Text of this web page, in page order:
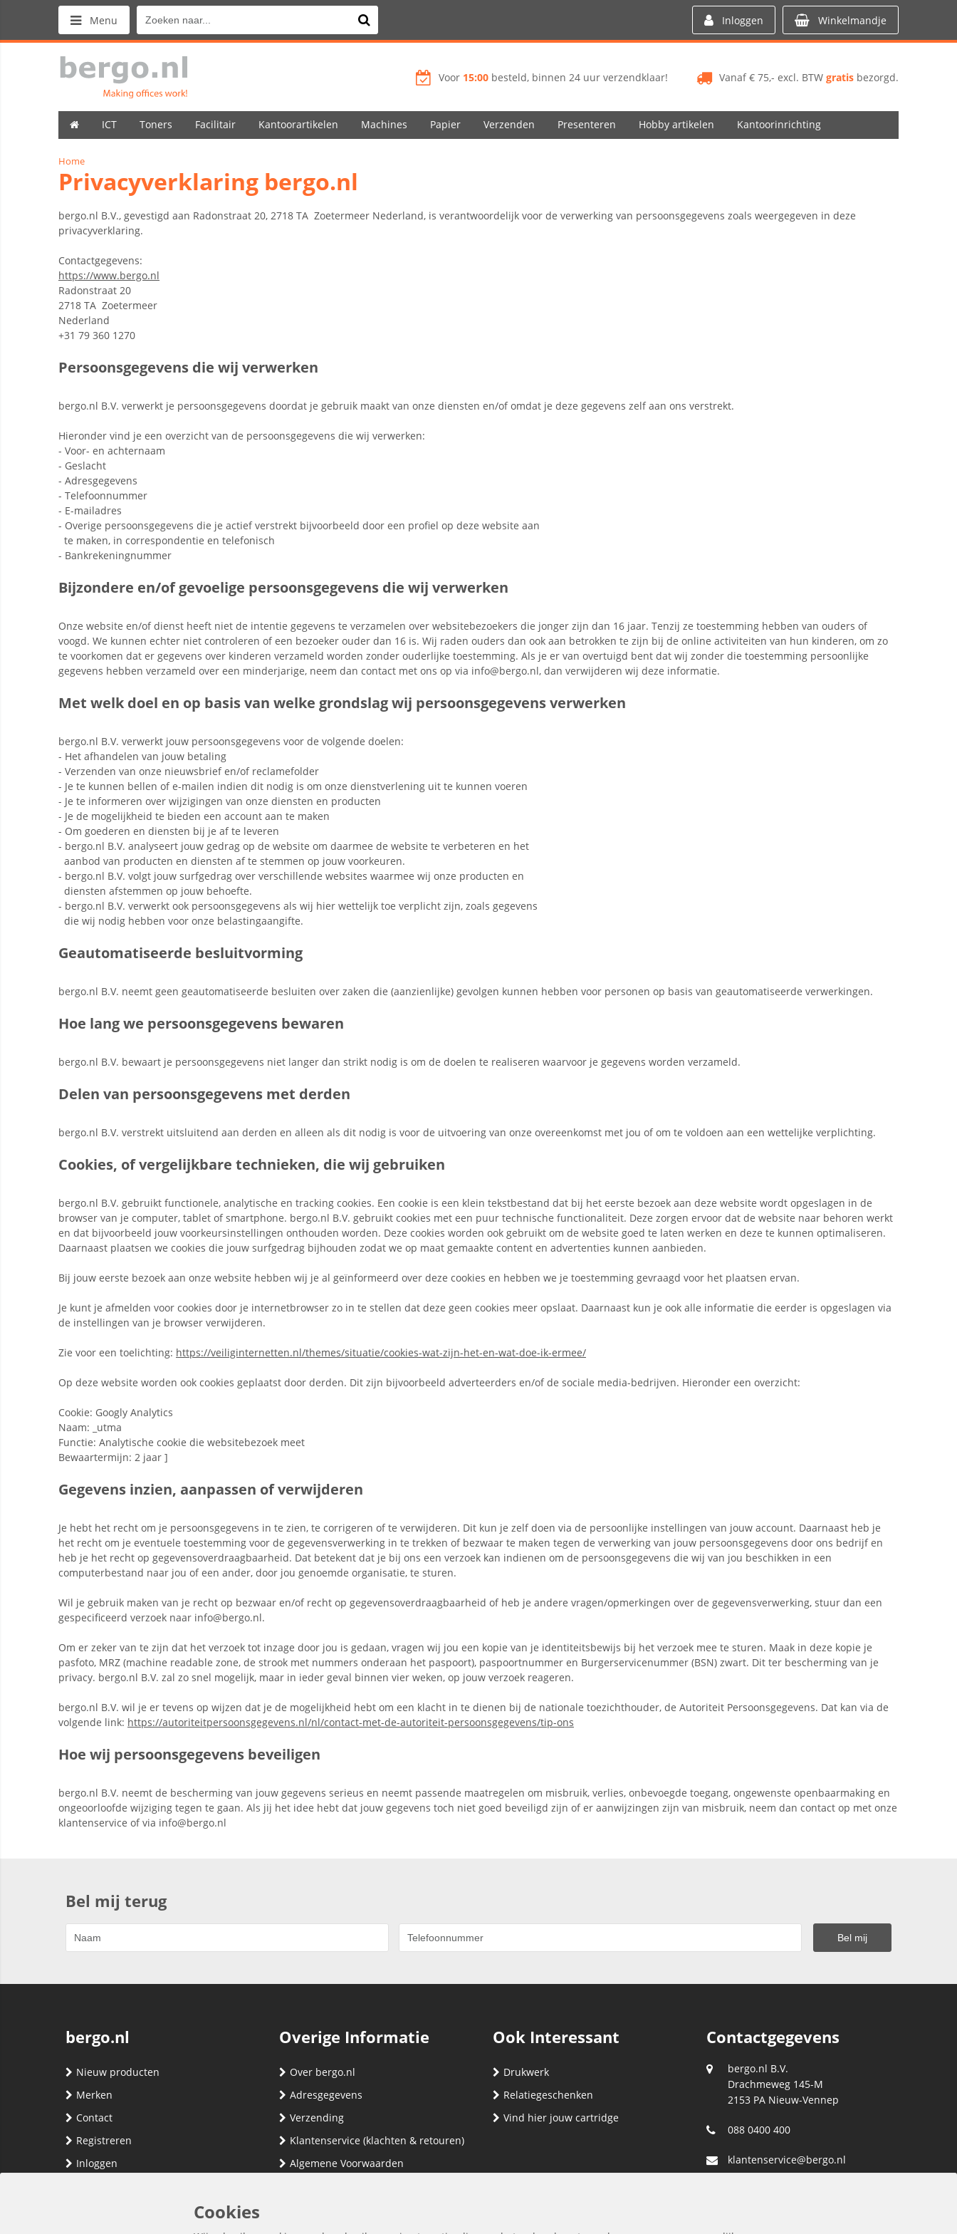
Menu Inloggen Winkelmandje
Vanaf € 75,- excl. BTW gratis bezorgd.
Voor 15:00 besteld, binnen 24 uur verzendklaar!
ICT Toners Facilitair Kantoorartikelen Machines Papier Verzenden Presenteren Hobby artikelen Kantoorinrichting
Home
Privacyverklaring bergo.nl
bergo.nl B.V., gevestigd aan Radonstraat 20, 2718 TA Zoetermeer Nederland, is verantwoordelijk voor de verwerking van persoonsgegevens zoals weergegeven in deze
privacyverklaring.
Contactgegevens:
https://www.bergo.nl
Radonstraat 20
2718 TA Zoetermeer
Nederland
+31 79 360 1270
Persoonsgegevens die wij verwerken
bergo.nl B.V. verwerkt je persoonsgegevens doordat je gebruik maakt van onze diensten en/of omdat je deze gegevens zelf aan ons verstrekt.
Hieronder vind je een overzicht van de persoonsgegevens die wij verwerken:
- Voor- en achternaam
- Geslacht
- Adresgegevens
- Telefoonnummer
- E-mailadres
- Overige persoonsgegevens die je actief verstrekt bijvoorbeeld door een profiel op deze website aan
te maken, in correspondentie en telefonisch
- Bankrekeningnummer
Bijzondere en/of gevoelige persoonsgegevens die wij verwerken
Onze website en/of dienst heeft niet de intentie gegevens te verzamelen over websitebezoekers die jonger zijn dan 16 jaar. Tenzij ze toestemming hebben van ouders of
voogd. We kunnen echter niet controleren of een bezoeker ouder dan 16 is. Wij raden ouders dan ook aan betrokken te zijn bij de online activiteiten van hun kinderen, om zo
te voorkomen dat er gegevens over kinderen verzameld worden zonder ouderlijke toestemming. Als je er van overtuigd bent dat wij zonder die toestemming persoonlijke
gegevens hebben verzameld over een minderjarige, neem dan contact met ons op via info@bergo.nl, dan verwijderen wij deze informatie.
Met welk doel en op basis van welke grondslag wij persoonsgegevens verwerken
bergo.nl B.V. verwerkt jouw persoonsgegevens voor de volgende doelen:
- Het afhandelen van jouw betaling
- Verzenden van onze nieuwsbrief en/of reclamefolder
- Je te kunnen bellen of e-mailen indien dit nodig is om onze dienstverlening uit te kunnen voeren
- Je te informeren over wijzigingen van onze diensten en producten
- Je de mogelijkheid te bieden een account aan te maken
- Om goederen en diensten bij je af te leveren
- bergo.nl B.V. analyseert jouw gedrag op de website om daarmee de website te verbeteren en het
aanbod van producten en diensten af te stemmen op jouw voorkeuren.
- bergo.nl B.V. volgt jouw surfgedrag over verschillende websites waarmee wij onze producten en
diensten afstemmen op jouw behoefte.
- bergo.nl B.V. verwerkt ook persoonsgegevens als wij hier wettelijk toe verplicht zijn, zoals gegevens
die wij nodig hebben voor onze belastingaangifte.
Geautomatiseerde besluitvorming
bergo.nl B.V. neemt geen geautomatiseerde besluiten over zaken die (aanzienlijke) gevolgen kunnen hebben voor personen op basis van geautomatiseerde verwerkingen.
Hoe lang we persoonsgegevens bewaren
bergo.nl B.V. bewaart je persoonsgegevens niet langer dan strikt nodig is om de doelen te realiseren waarvoor je gegevens worden verzameld.
Delen van persoonsgegevens met derden
bergo.nl B.V. verstrekt uitsluitend aan derden en alleen als dit nodig is voor de uitvoering van onze overeenkomst met jou of om te voldoen aan een wettelijke verplichting.
Cookies, of vergelijkbare technieken, die wij gebruiken
bergo.nl B.V. gebruikt functionele, analytische en tracking cookies. Een cookie is een klein tekstbestand dat bij het eerste bezoek aan deze website wordt opgeslagen in de
browser van je computer, tablet of smartphone. bergo.nl B.V. gebruikt cookies met een puur technische functionaliteit. Deze zorgen ervoor dat de website naar behoren werkt
en dat bijvoorbeeld jouw voorkeursinstellingen onthouden worden. Deze cookies worden ook gebruikt om de website goed te laten werken en deze te kunnen optimaliseren.
Daarnaast plaatsen we cookies die jouw surfgedrag bijhouden zodat we op maat gemaakte content en advertenties kunnen aanbieden.
Bij jouw eerste bezoek aan onze website hebben wij je al geïnformeerd over deze cookies en hebben we je toestemming gevraagd voor het plaatsen ervan.
Je kunt je afmelden voor cookies door je internetbrowser zo in te stellen dat deze geen cookies meer opslaat. Daarnaast kun je ook alle informatie die eerder is opgeslagen via
de instellingen van je browser verwijderen.
Zie voor een toelichting: https://veiliginternetten.nl/themes/situatie/cookies-wat-zijn-het-en-wat-doe-ik-ermee/
Op deze website worden ook cookies geplaatst door derden. Dit zijn bijvoorbeeld adverteerders en/of de sociale media-bedrijven. Hieronder een overzicht:
Cookie: Googly Analytics
Naam: _utma
Functie: Analytische cookie die websitebezoek meet
Bewaartermijn: 2 jaar ]
Gegevens inzien, aanpassen of verwijderen
Je hebt het recht om je persoonsgegevens in te zien, te corrigeren of te verwijderen. Dit kun je zelf doen via de persoonlijke instellingen van jouw account. Daarnaast heb je
het recht om je eventuele toestemming voor de gegevensverwerking in te trekken of bezwaar te maken tegen de verwerking van jouw persoonsgegevens door ons bedrijf en
heb je het recht op gegevensoverdraagbaarheid. Dat betekent dat je bij ons een verzoek kan indienen om de persoonsgegevens die wij van jou beschikken in een
computerbestand naar jou of een ander, door jou genoemde organisatie, te sturen.
Wil je gebruik maken van je recht op bezwaar en/of recht op gegevensoverdraagbaarheid of heb je andere vragen/opmerkingen over de gegevensverwerking, stuur dan een
gespecificeerd verzoek naar info@bergo.nl.
Om er zeker van te zijn dat het verzoek tot inzage door jou is gedaan, vragen wij jou een kopie van je identiteitsbewijs bij het verzoek mee te sturen. Maak in deze kopie je
pasfoto, MRZ (machine readable zone, de strook met nummers onderaan het paspoort), paspoortnummer en Burgerservicenummer (BSN) zwart. Dit ter bescherming van je
privacy. bergo.nl B.V. zal zo snel mogelijk, maar in ieder geval binnen vier weken, op jouw verzoek reageren.
bergo.nl B.V. wil je er tevens op wijzen dat je de mogelijkheid hebt om een klacht in te dienen bij de nationale toezichthouder, de Autoriteit Persoonsgegevens. Dat kan via de
volgende link: https://autoriteitpersoonsgegevens.nl/nl/contact-met-de-autoriteit-persoonsgegevens/tip-ons
Hoe wij persoonsgegevens beveiligen
bergo.nl B.V. neemt de bescherming van jouw gegevens serieus en neemt passende maatregelen om misbruik, verlies, onbevoegde toegang, ongewenste openbaarmaking en
ongeoorloofde wijziging tegen te gaan. Als jij het idee hebt dat jouw gegevens toch niet goed beveiligd zijn of er aanwijzingen zijn van misbruik, neem dan contact op met onze
klantenservice of via info@bergo.nl
Bel mij terug
bergo.nl
Nieuw producten
Merken
Contact
Registreren
Inloggen
Overige Informatie
Over bergo.nl
Adresgegevens
Verzending
Klantenservice (klachten & retouren)
Algemene Voorwaarden
Ook Interessant
Drukwerk
Relatiegeschenken
Vind hier jouw cartridge
Contactgegevens
bergo.nl B.V.
Drachmeweg 145-M
2153 PA Nieuw-Vennep
088 0400 400
klantenservice@bergo.nl
Cookies